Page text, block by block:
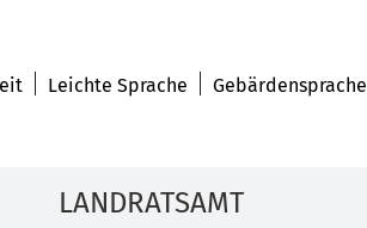
Leichte Sprache Gebärdensprache
LANDRATSAMT